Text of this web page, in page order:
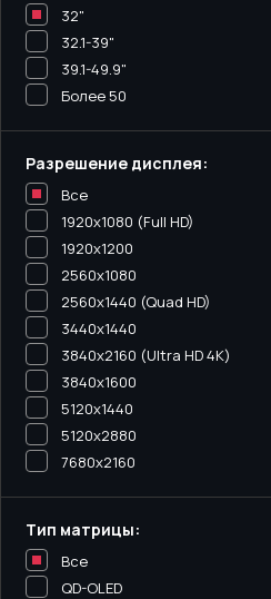
32"
32.1-39"
39.1-49.9"
Более 50
Разрешение дисплея:
Все
1920x1080 (Full HD)
1920x1200
2560x1080
2560x1440 (Quad HD)
3440х1440
3840x2160 (Ultra HD 4K)
3840x1600
5120x1440
5120х2880
7680x2160
Тип матрицы:
Все
QD-OLED